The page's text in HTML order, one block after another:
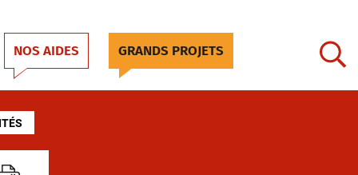
NOS AIDES GRANDS PROJETS